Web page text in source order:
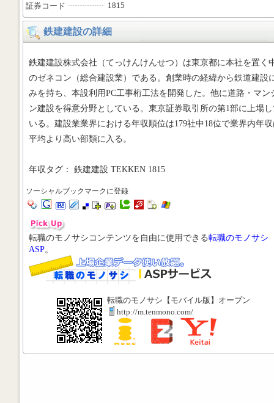
証券コード
1815
鉄建建設の詳細
鉄建建設株式会社（てっけんけんせつ）は東京都に本社を置く
のゼネコン（総合建設業）である。創業時の経緯から鉄道建設
みを持ち、本設利用PC工事桁工法を開発した。他に道路・マン
ン建設を得意分野としている。東京証券取引所の第1部に上場
いる。建設業業界における年収順位は179社中18位で業界内年
平均より高い部類に入る。
年収タグ： 鉄建建設 TEKKEN 1815
ソーシャルブックマークに登録
転職のモノサシコンテンツを自由に使用できる転職のモノサシ
ASP。
転職のモノサシ【モバイル版】オープン
http://m.tenmono.com/